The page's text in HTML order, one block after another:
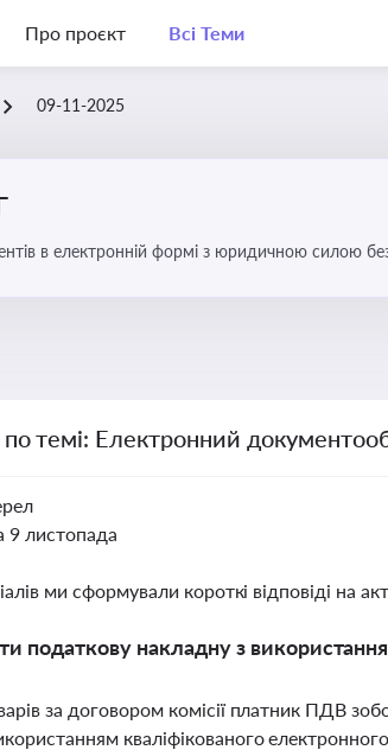
Про проєкт Всі Теми
09-11-2025
в електронній формі з юридичною силою
темі: Електронний
9 листопада
ми сформували короткі відповіді на
податкову накладну з
за договором комісії платник ПДВ
кваліфікованого